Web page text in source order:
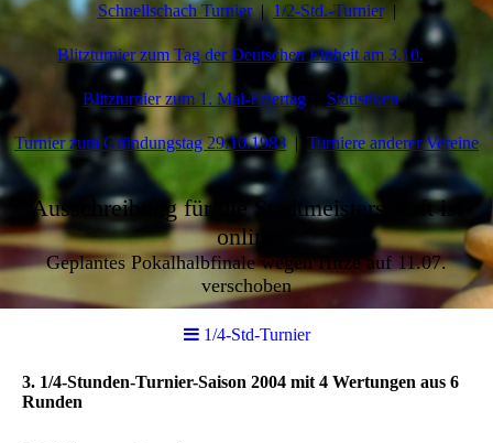
Schnellschach Turnier 1/2-Std.-Turnier
Blitzturnier zum Tag der Deutschen Einheit am 3.10.
Blitzturnier zum 1. Mai-Feiertag Statistiken
Turnier zum Gründungstag 29.10.1983 Turniere anderer Vereine
Ausschreibung für die Stadtmeisterschaft ist
online
Geplantes Pokalhalbfinale wegen Hitze auf 11.07.
verschoben
1/4-Std-Turnier
3. 1/4-Stunden-Turnier-Saison 2004 mit 4 Wertungen aus 6
Runden